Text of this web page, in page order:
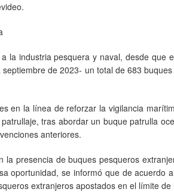
la industria pesquera y naval, desde que
de 2023- un total de 683
en la línea de reforzar la vigilancia
tras abordar un buque patrulla
anteriores.
presencia de buques pesqueros
oportunidad, se informó que de acuerdo
extranjeros apostados en el límite de